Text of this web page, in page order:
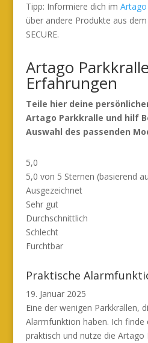
Tipp: Informiere dich im
über andere Produkte aus dem
SECURE.
Artago Parkkralle
Erfahrungen
Teile hier deine
Artago Parkkralle und hilf
Auswahl des passenden
5,0
5,0 von 5 Sternen (basierend
Ausgezeichnet
Sehr gut
Durchschnittlich
Schlecht
Furchtbar
Praktische
19. Januar 2025
Eine der wenigen Parkkrallen,
Alarmfunktion haben. Ich finde
praktisch und nutze die Artago